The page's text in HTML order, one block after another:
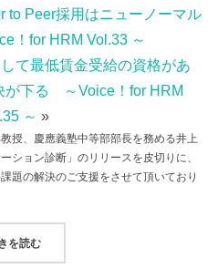
to Peer採用はニューノーマル
！for HRM Vol.33 ～
て最低賃金受給の資格があ
が下る ～Voice！for HRM
～ »
授、慶應義塾中等部部長を務める井上
ション診断」のリリースを皮切りに、
題の解決のご支援をさせて頂いており
を読む“慶應義塾大学井上教授が語るコ